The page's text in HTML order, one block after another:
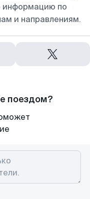
информацию по
и направлениям.
поездом?